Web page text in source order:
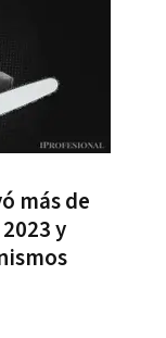
más de
y